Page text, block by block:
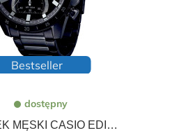
Bestseller
dostępny
ZEGAREK MĘSKI CASIO EDIFICE MOMENTUM 47mm EFR-571MDC-1AVUEF